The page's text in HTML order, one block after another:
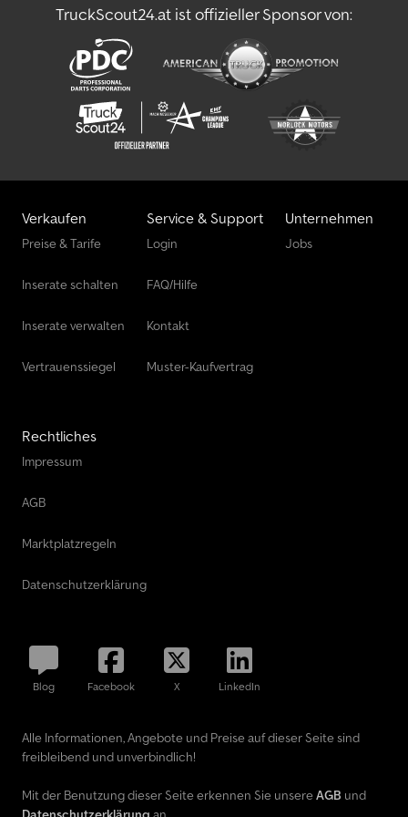
TruckScout24.at ist offizieller Sponsor von:
Verkaufen
Preise & Tarife
Inserate schalten
Inserate verwalten
Vertrauenssiegel
Service & Support
Login
FAQ/Hilfe
Kontakt
Muster-Kaufvertrag
Unternehmen
Jobs
Rechtliches
Impressum
AGB
Marktplatzregeln
Datenschutzerklärung
Blog Facebook X LinkedIn
Alle Informationen, Angebote und Preise auf dieser Seite sind
freibleibend und unverbindlich!
Mit der Benutzung dieser Seite erkennen Sie unsere AGB und